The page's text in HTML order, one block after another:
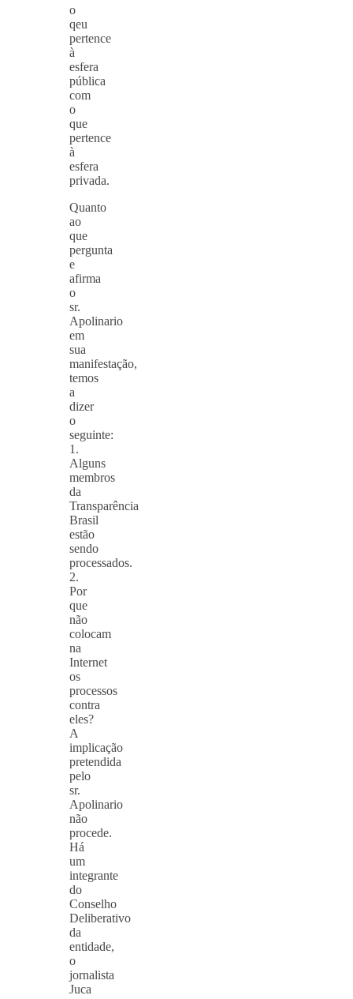
o
qeu
pertence
à
esfera
pública
com
o
que
pertence
à
esfera
privada.
Quanto
ao
que
pergunta
e
afirma
o
sr.
Apolinario
em
sua
manifestação,
temos
a
dizer
o
seguinte:
1.
Alguns
membros
da
Transparência
Brasil
estão
sendo
processados.
2.
Por
que
não
colocam
na
Internet
os
processos
contra
eles?
A
implicação
pretendida
pelo
sr.
Apolinario
não
procede.
Há
um
integrante
do
Conselho
Deliberativo
da
entidade,
o
jornalista
Juca